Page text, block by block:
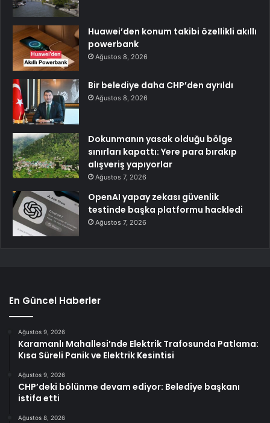
Huawei’den konum takibi özellikli akıllı
powerbank
Ağustos 8, 2026
Bir belediye daha CHP’den ayrıldı
Ağustos 8, 2026
Dokunmanın yasak olduğu bölge
sınırları kapattı: Yere para bırakıp
alışveriş yapıyorlar
Ağustos 7, 2026
OpenAI yapay zekası güvenlik
testinde başka platformu hackledi
Ağustos 7, 2026
En Güncel Haberler
Ağustos 9, 2026
Karamanlı Mahallesi’nde Elektrik Trafosunda Patlama:
Kısa Süreli Panik ve Elektrik Kesintisi
Ağustos 9, 2026
CHP’deki bölünme devam ediyor: Belediye başkanı
istifa etti
Ağustos 8, 2026